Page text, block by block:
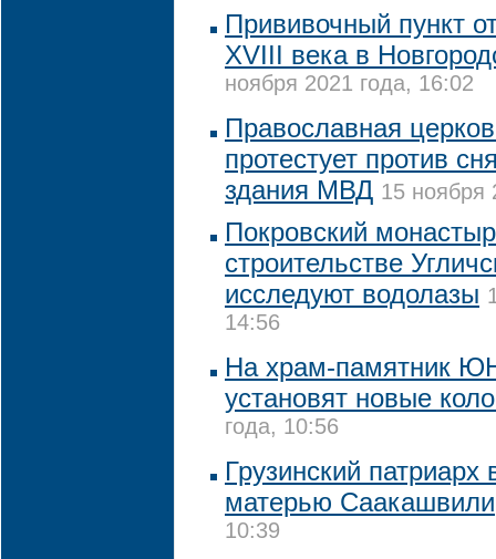
Прививочный пункт
XVIII века в
ноября 2021 года, 16:02
Православная
протестует против
здания МВД 15 ноября
Покровский
строительстве
исследуют водолазы
14:56
На храм-памятник
установят новые
года, 10:56
Грузинский патриарх
матерью Саакашвили
10:39